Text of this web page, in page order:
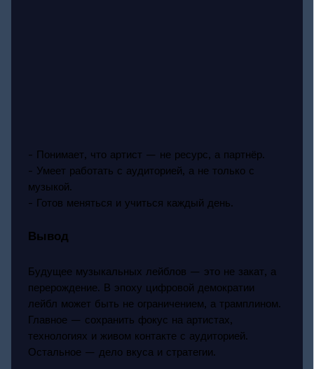
- Понимает, что артист — не ресурс, а партнёр.
- Умеет работать с аудиторией, а не только с
музыкой.
- Готов меняться и учиться каждый день.
Вывод
Будущее музыкальных лейблов — это не закат, а
перерождение. В эпоху цифровой демократии
лейбл может быть не ограничением, а трамплином.
Главное — сохранить фокус на артистах,
технологиях и живом контакте с аудиторией.
Остальное — дело вкуса и стратегии.